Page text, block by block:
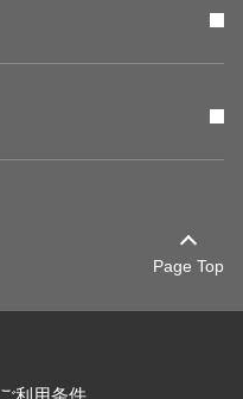
Page Top
ご利用条件